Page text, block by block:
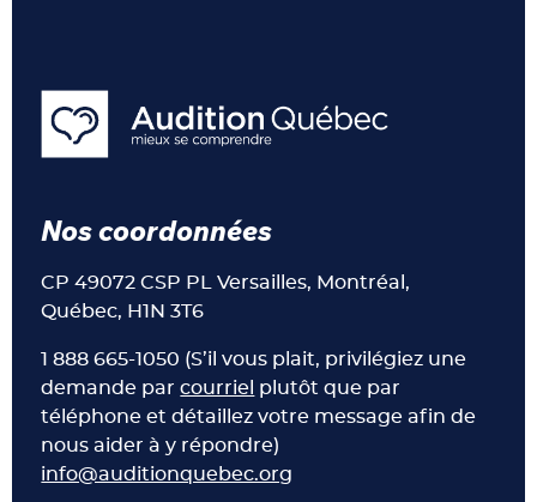
Nos coordonnées
CP 49072 CSP PL Versailles, Montréal,
Québec, H1N 3T6
1 888 665-1050 (S’il vous plait, privilégiez une
demande parcourriel plutôt que par
téléphone et détaillez votre message afin de
nous aider à y répondre)
info@auditionquebec.org